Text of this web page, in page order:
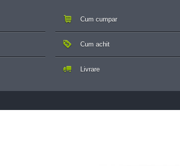
Cum cumpar
Cum achit
Livrare